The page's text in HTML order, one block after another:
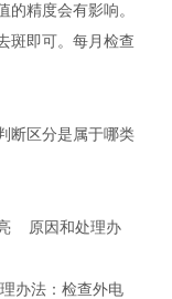
精度会有影响。
斑即可。每月检查
断区分是属于哪类
亮 原因和处理办
办法：检查外电